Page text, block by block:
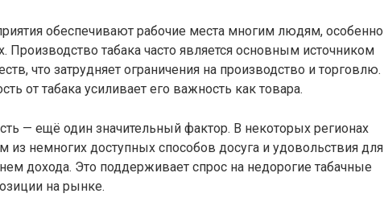
обеспечивают рабочие места многим людям, особенно
Производство табака часто является основным источником
что затрудняет ограничения на производство и торговлю.
от табака усиливает его важность как товара.
— ещё один значительный фактор. В некоторых регионах
из немногих доступных способов досуга и удовольствия для
дохода. Это поддерживает спрос на недорогие табачные
на рынке.